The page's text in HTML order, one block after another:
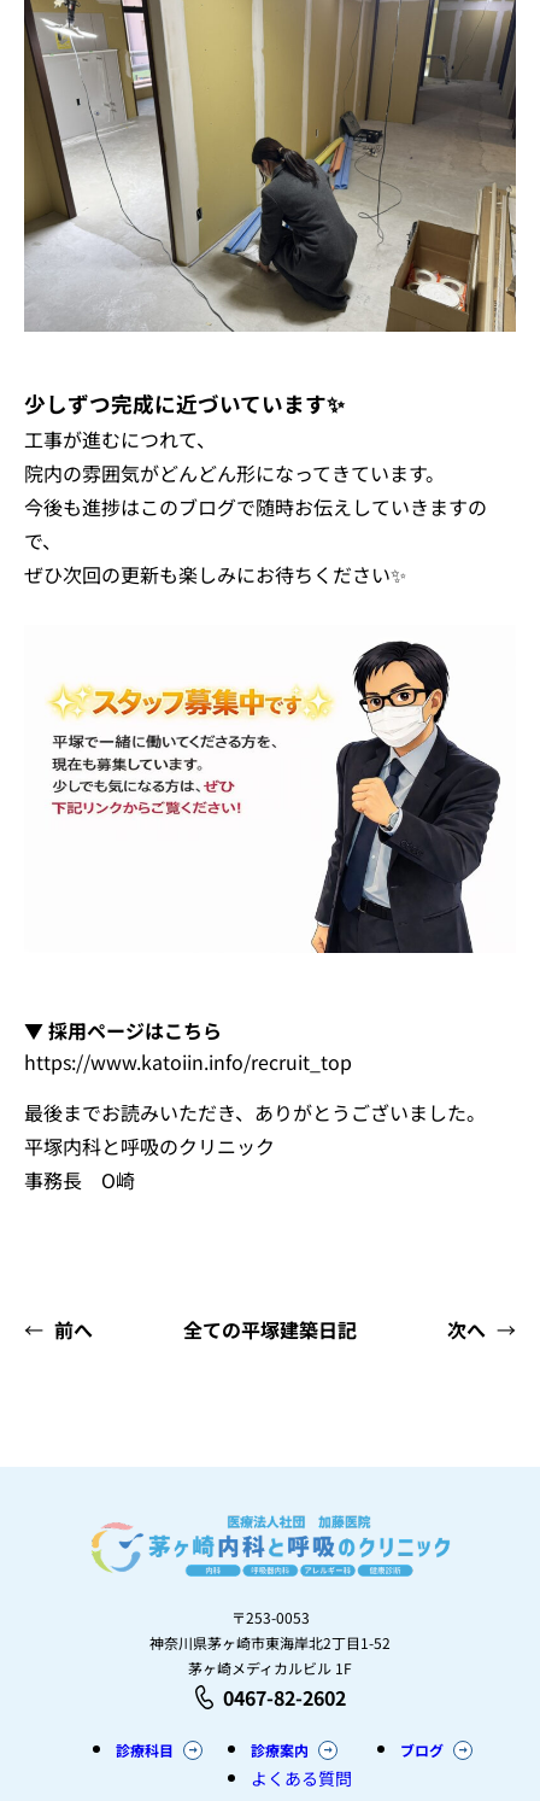
少しずつ完成に近づいています✨
工事が進むにつれて、
院内の雰囲気がどんどん形になってきています。
今後も進捗はこのブログで随時お伝えしていきますの
で、
ぜひ次回の更新も楽しみにお待ちください✨
▼ 採用ページはこちら
https://www.katoiin.info/recruit_top
最後までお読みいただき、ありがとうございました。
平塚内科と呼吸のクリニック
事務長 O崎
← 前へ 全ての平塚建築日記 次へ →
〒253-0053
神奈川県茅ヶ崎市東海岸北2丁目1-52
茅ヶ崎メディカルビル 1F
0467-82-2602
診療科目 診療案内
よくある質問
ブログ